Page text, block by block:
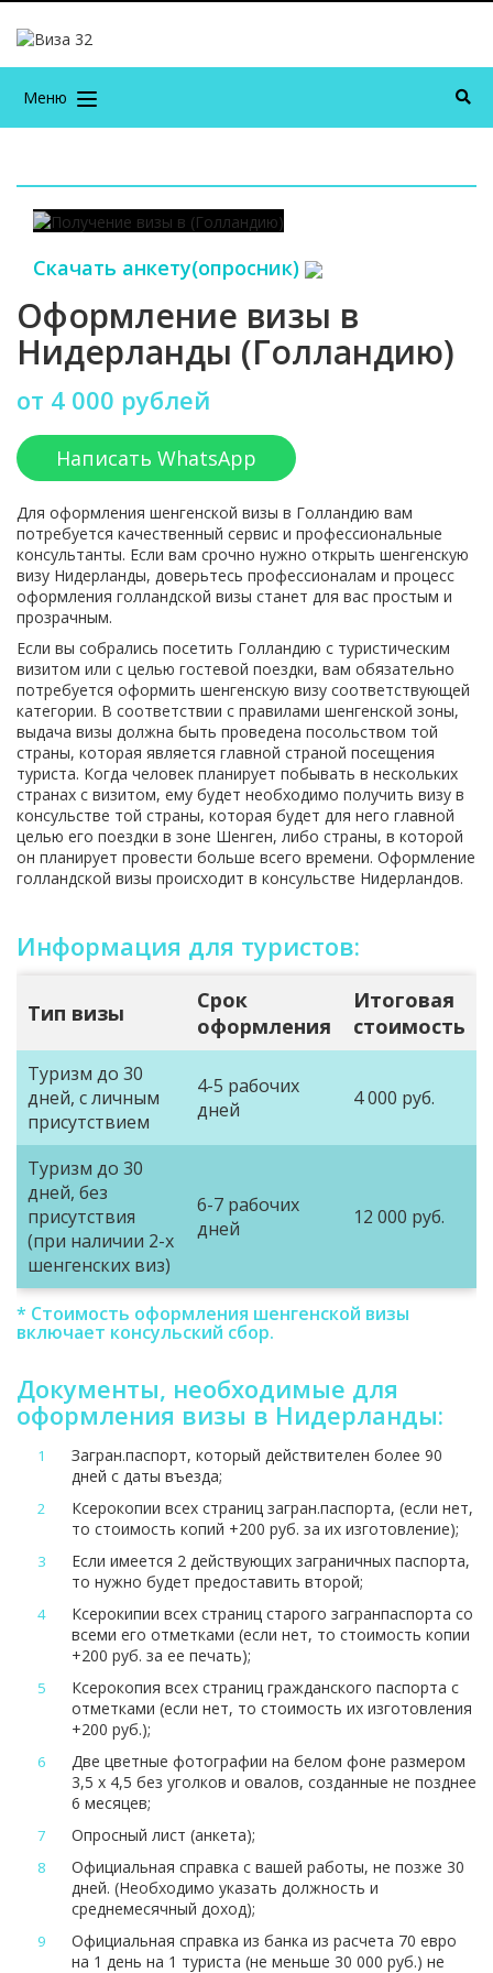
Меню
Скачать анкету(опросник)
Оформление визы в
Нидерланды (Голландию)
от 4 000 рублей
Написать WhatsApp
Для оформления шенгенской визы в Голландию вам
потребуется качественный сервис и профессиональные
консультанты. Если вам срочно нужно открыть шенгенскую
визу Нидерланды, доверьтесь профессионалам и процесс
оформления голландской визы станет для вас простым и
прозрачным.
Если вы собрались посетить Голландию с туристическим
визитом или с целью гостевой поездки, вам обязательно
потребуется оформить шенгенскую визу соответствующей
категории. В соответствии с правилами шенгенской зоны,
выдача визы должна быть проведена посольством той
страны, которая является главной страной посещения
туриста. Когда человек планирует побывать в нескольких
странах с визитом, ему будет необходимо получить визу в
консульстве той страны, которая будет для него главной
целью его поездки в зоне Шенген, либо страны, в которой
он планирует провести больше всего времени. Оформление
голландской визы происходит в консульстве Нидерландов.
Информация для туристов:
Тип визы
Срок
оформления
Итоговая
стоимость
Туризм до 30
дней, с личным
присутствием
4-5 рабочих
дней
4 000 руб.
Туризм до 30
дней, без
присутствия
(при наличии 2-х
шенгенских виз)
6-7 рабочих
дней
12 000 руб.
* Стоимость оформления шенгенской визы
включает консульский сбор.
Документы, необходимые для
оформления визы в Нидерланды:
Загран.паспорт, который действителен более 90
дней с даты въезда;
Ксерокопии всех страниц загран.паспорта, (если нет,
то стоимость копий +200 руб. за их изготовление);
Если имеется 2 действующих заграничных паспорта,
то нужно будет предоставить второй;
Ксерокипии всех страниц старого загранпаспорта со
всеми его отметками (если нет, то стоимость копии
+200 руб. за ее печать);
Ксерокопия всех страниц гражданского паспорта с
отметками (если нет, то стоимость их изготовления
+200 руб.);
Две цветные фотографии на белом фоне размером
3,5 х 4,5 без уголков и овалов, созданные не позднее
6 месяцев;
Опросный лист (анкета);
Официальная справка с вашей работы, не позже 30
дней. (Необходимо указать должность и
среднемесячный доход);
Официальная справка из банка из расчета 70 евро
на 1 день на 1 туриста (не меньше 30 000 руб.) не